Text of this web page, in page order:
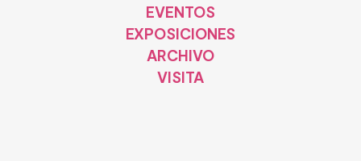
EVENTOS
EXPOSICIONES
ARCHIVO
VISITA